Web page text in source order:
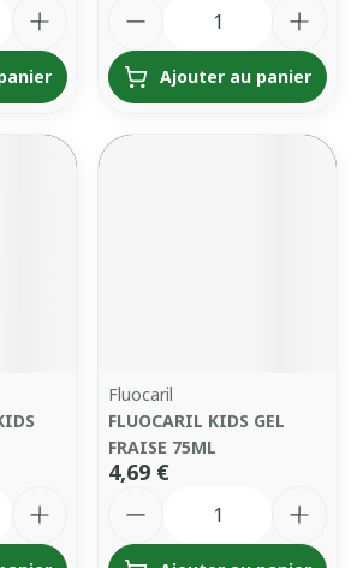
Ajouter au panier
Fluocaril
FLUOCARIL KIDS GEL
FRAISE 75ML
4,69 €